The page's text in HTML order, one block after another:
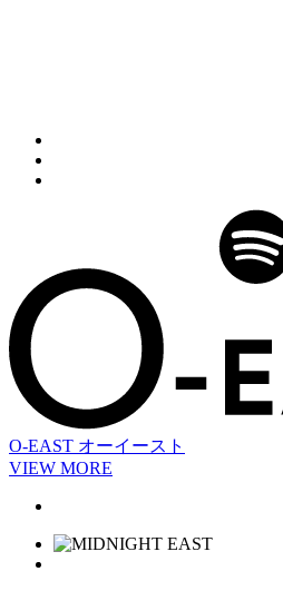
O-EAST オーイースト
VIEW MORE